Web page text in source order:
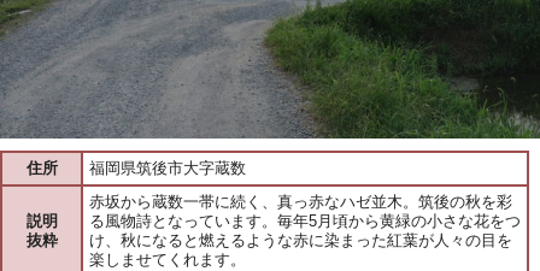
住所 福岡県筑後市大字蔵数
説明
抜粋
赤坂から蔵数一帯に続く、真っ赤なハゼ並木。筑後の秋を彩
る風物詩となっています。毎年5月頃から黄緑の小さな花をつ
け、秋になると燃えるような赤に染まった紅葉が人々の目を
楽しませてくれます。